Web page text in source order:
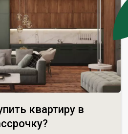
квартиру в